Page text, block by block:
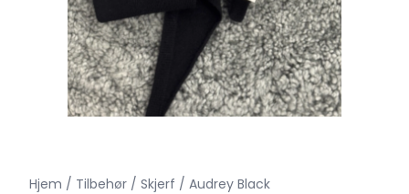
Hjem / Tilbehør / Skjerf / Audrey Black